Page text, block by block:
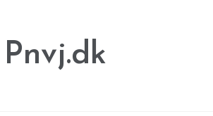
Pnvj.dk